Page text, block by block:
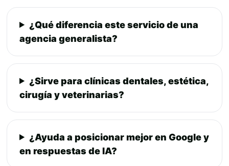
¿Qué diferencia este servicio de una
agencia generalista?
¿Sirve para clínicas dentales, estética,
cirugía y veterinarias?
¿Ayuda a posicionar mejor en Google y
en respuestas de IA?